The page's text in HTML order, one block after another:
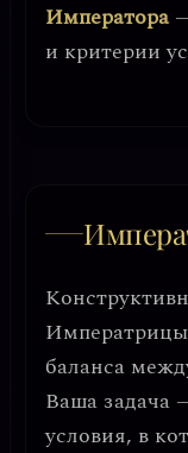
Императора—
и критерии
Императрицы
баланса
Ваша задача
условия, в